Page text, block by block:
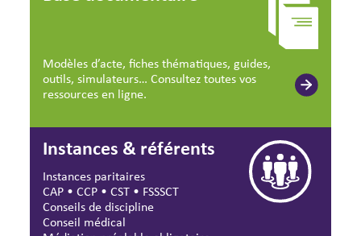
Modèles d’acte, fiches thématiques, guides,
outils, simulateurs… Consultez toutes vos
ressources en ligne.
Instances & référents
Instances paritaires
CAP •CCP •CST • FSSSCT
Conseils de discipline
Conseil médical